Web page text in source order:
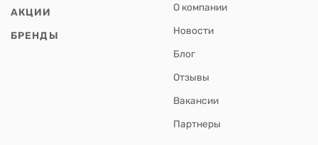
АКЦИИ
БРЕНДЫ
О компании
Новости
Блог
Отзывы
Вакансии
Партнеры